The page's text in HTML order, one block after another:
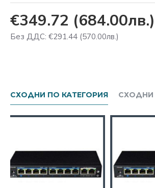
€349.72 (684.00лв.)
Без ДДС: €291.44 (570.00лв.)
СХОДНИ ПО КАТЕГОРИЯ СХОДНИ